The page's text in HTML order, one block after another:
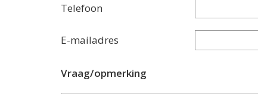
Telefoon
E-mailadres
Vraag/opmerking